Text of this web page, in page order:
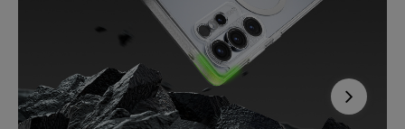
Next